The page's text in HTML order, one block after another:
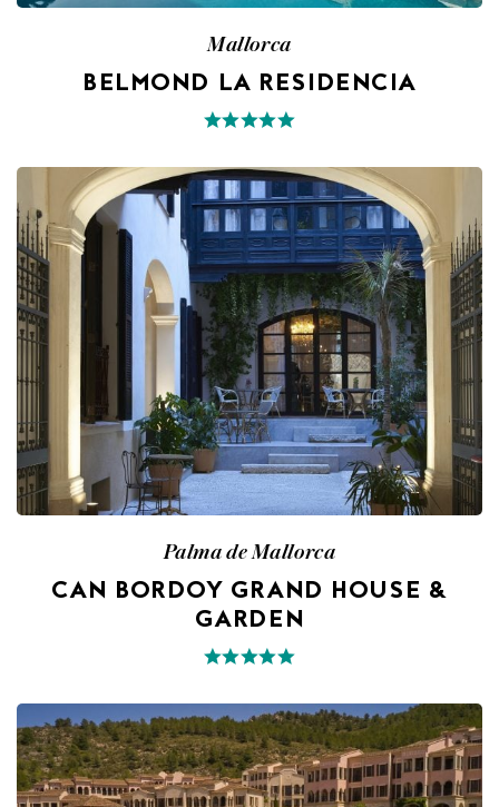
Mallorca
BELMOND LA RESIDENCIA
Palma de Mallorca
CAN BORDOY GRAND HOUSE &
GARDEN